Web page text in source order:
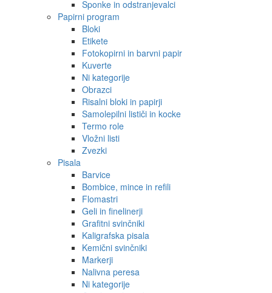
Sponke in odstranjevalci
Papirni program
Bloki
Etikete
Fotokopirni in barvni papir
Kuverte
Ni kategorije
Obrazci
Risalni bloki in papirji
Samolepilni lističi in kocke
Termo role
Vložni listi
Zvezki
Pisala
Barvice
Bombice, mince in refili
Flomastri
Geli in finelinerji
Grafitni svinčniki
Kaligrafska pisala
Kemični svinčniki
Markerji
Nalivna peresa
Ni kategorije